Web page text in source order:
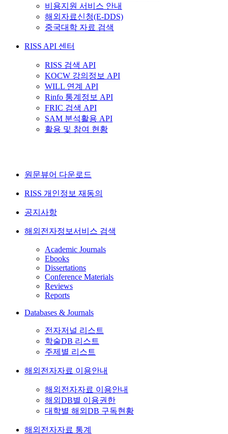
비용지원 서비스 안내
해외자료신청(E-DDS)
중국대학 자료 검색
RISS API 센터
RISS 검색 API
KOCW 강의정보 API
WILL 연계 API
Rinfo 통계정보 API
FRIC 검색 API
SAM 분석활용 API
활용 및 참여 현황
원문뷰어 다운로드
RISS 개인정보 재동의
공지사항
해외전자정보서비스 검색
Academic Journals
Ebooks
Dissertations
Conference Materials
Reviews
Reports
Databases & Journals
전자저널 리스트
학술DB 리스트
주제별 리스트
해외전자자료 이용안내
해외전자자료 이용안내
해외DB별 이용권한
대학별 해외DB 구독현황
해외전자자료 통계